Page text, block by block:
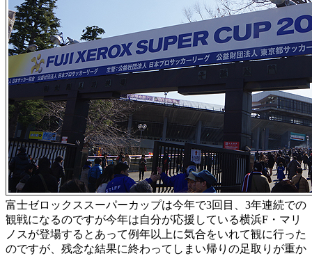
富士ゼロックススーパーカップは今年で3回目、3年連続での
観戦になるのですが今年は自分が応援している横浜F・マリ
ノスが登場するとあって例年以上に気合をいれて観に行った
のですが、残念な結果に終わってしまい帰りの足取りが重か